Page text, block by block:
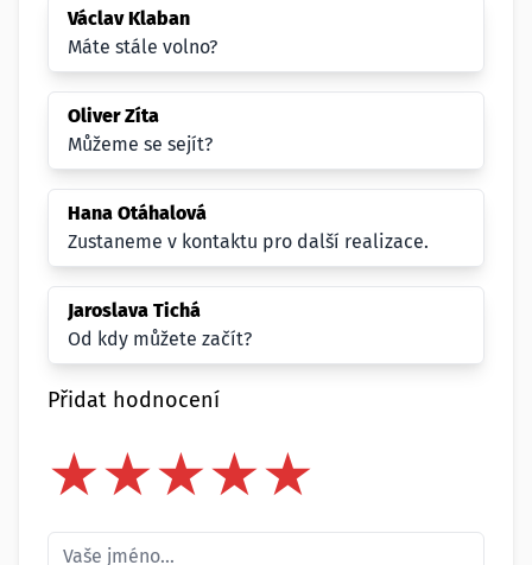
Václav Klaban
Máte stále volno?
Oliver Zíta
Můžeme se sejít?
Hana Otáhalová
Zustaneme v kontaktu pro další realizace.
Jaroslava Tichá
Od kdy můžete začít?
Přidat hodnocení
★
★★
★★★
★★★★
★★★★★